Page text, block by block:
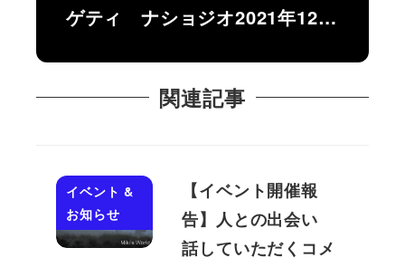
ゲティ ナショジオ2021年12…
関連記事
イベント &
お知らせ
【イベント開催報
告】人との出会い
話していただくコメ